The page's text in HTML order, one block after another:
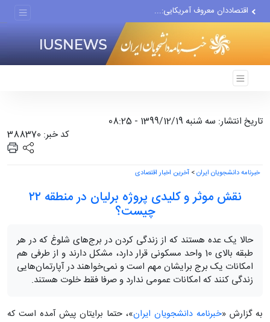
اقتصاددان معروف آمریکایی:...
انتشار اخبار جعلی توسط...
هفته جاری فقط ۶ نفتکش از...
تاریخ انتشار: سه شنبه 1399/12/19 - 08:25
کد خبر: 388370
خبرنامه دانشجویان ایران> آخرین اخبار اقتصادی
نقش موثر و کلیدی پروژه برلیان در منطقه ۲۲
چیست؟
حالا یک عده هستند که از زندگی کردن در برج‌های شلوغ که در هر
طبقه بالای 10 واحد مسکونی قرار دارد، مشکل دارند و از طرفی هم
امکانات یک برج برایشان مهم است و نمی‌خواهند در آپارتمان‌هایی
زندگی کنند که امکانات عمومی ندارد و صرفا فقط خلوت هستند.
به گزارش «خبرنامه دانشجویان ایران»، حتما برایتان پیش آمده است که